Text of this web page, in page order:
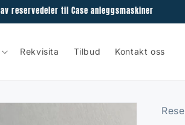
reservedeler til Case anleggsmaskiner
Rekvisita Tilbud Kontakt oss